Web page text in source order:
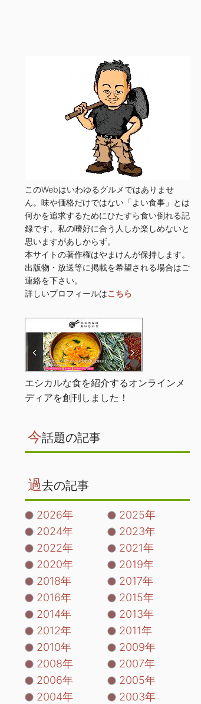
このWebはいわゆるグルメではありませ
ん。味や価格だけではない「よい食事」とは
何かを追求するためにひたすら食い倒れる記
録です。私の嗜好に合う人しか楽しめないと
思いますがあしからず。
本サイトの著作権はやまけんが保持します。
出版物・放送等に掲載を希望される場合はご
連絡を下さい。
詳しいプロフィールはこちら
エシカルな食を紹介するオンラインメ
ディアを創刊しました！
今話題の記事
過去の記事
2026年
2025年
2024年
2023年
2022年
2021年
2020年
2019年
2018年
2017年
2016年
2015年
2014年
2013年
2012年
2011年
2010年
2009年
2008年
2007年
2006年
2005年
2004年
2003年